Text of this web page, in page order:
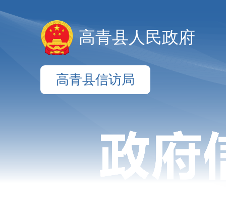
高青县人民政府
高青县信访局